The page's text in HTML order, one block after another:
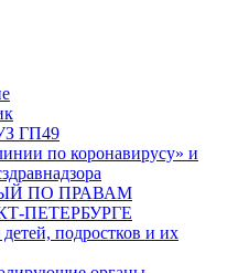
ГП49
по коронавирусу» и
ПО ПРАВАМ
ПЕТЕРБУРГЕ
подростков и их